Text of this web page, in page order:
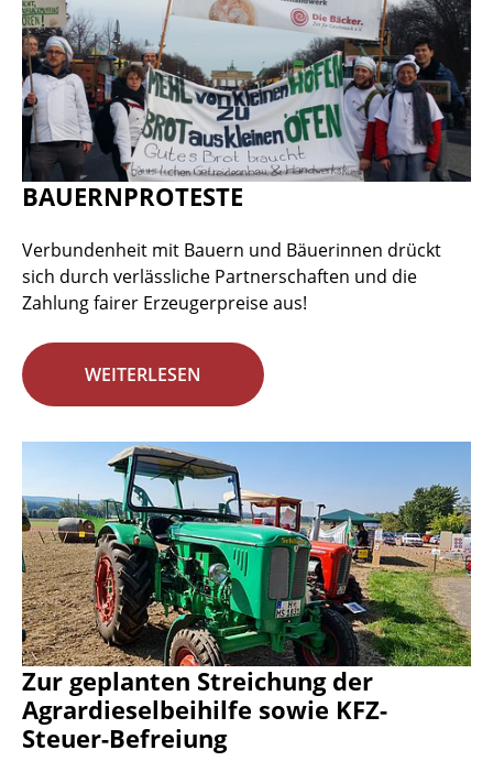
BAUERNPROTESTE
Verbundenheit mit Bauern und Bäuerinnen drückt
sich durch verlässliche Partnerschaften und die
Zahlung fairer Erzeugerpreise aus!
WEITERLESEN
Zur geplanten Streichung der
Agrardieselbeihilfe sowie KFZ-
Steuer-Befreiung